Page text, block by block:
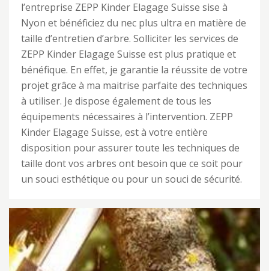
l’entreprise ZEPP Kinder Elagage Suisse sise à
Nyon et bénéficiez du nec plus ultra en matière de
taille d’entretien d’arbre. Solliciter les services de
ZEPP Kinder Elagage Suisse est plus pratique et
bénéfique. En effet, je garantie la réussite de votre
projet grâce à ma maitrise parfaite des techniques
à utiliser. Je dispose également de tous les
équipements nécessaires à l’intervention. ZEPP
Kinder Elagage Suisse, est à votre entière
disposition pour assurer toute les techniques de
taille dont vos arbres ont besoin que ce soit pour
un souci esthétique ou pour un souci de sécurité.